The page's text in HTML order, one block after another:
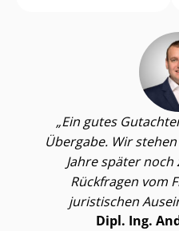
Ein gutes
Übergabe. Wir
Jahre später noch
Rückfragen vom
juristischen
Dipl. Ing.